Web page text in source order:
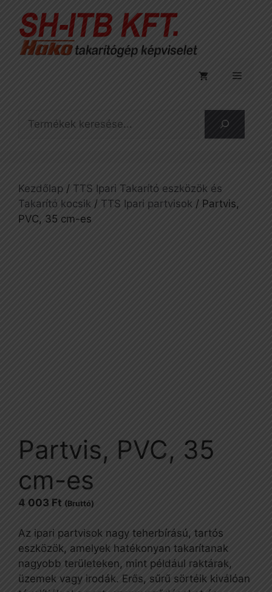
tartalomba
Menü
Kezdőlap / TTS Ipari Takarító eszközök és
Takarító kocsik / TTS Ipari partvisok / Partvis,
PVC, 35 cm-es
Partvis, PVC, 35
cm-es
4 003 Ft (Bruttó)
Az ipari partvisok nagy teherbírású, tartós
eszközök, amelyek hatékonyan takarítanak
nagyobb területeken, mint például raktárak,
üzemek vagy irodák. Erős, sűrű sörtéik kiválóan